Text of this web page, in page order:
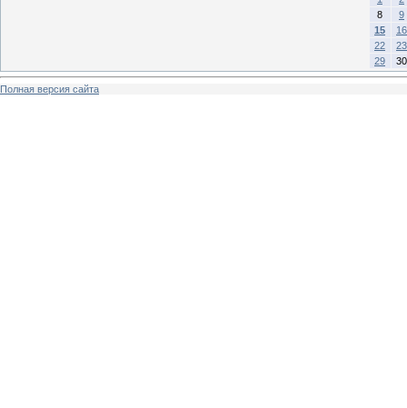
8
9
15
16
22
23
29
30
Полная версия сайта